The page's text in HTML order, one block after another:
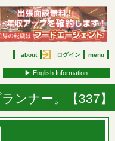
about ログイン menu
▶︎ English Information
ンナー。【337】